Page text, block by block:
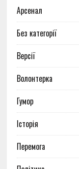
Арсенал
Без категорії
Версії
Волонтерка
Гумор
Історія
Перемога